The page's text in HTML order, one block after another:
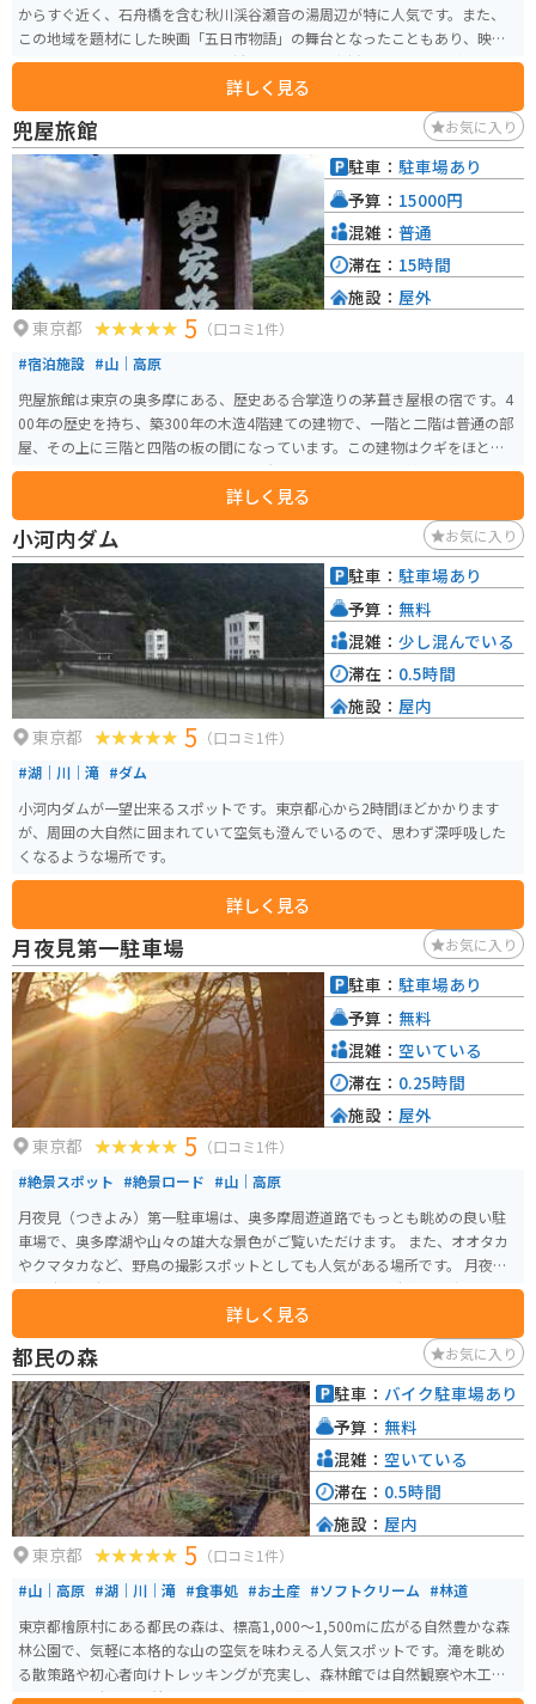
からすぐ近く、石舟橋を含む秋川渓谷瀬音の湯周辺が特に人気です。また、
この地域を題材にした映画「五日市物語」の舞台となったこともあり、映画
ファンにも人気です。周辺には、鍾乳洞や手漉き和紙の体験工房などもあり
ますので、渓谷とともに文化体験も楽しむことができます。
詳しく見る
兜屋旅館 お気に入り
東京都 5 （口コミ1件）
#宿泊施設 #山｜高原
兜屋旅館は東京の奥多摩にある、歴史ある合掌造りの茅葺き屋根の宿です。4
00年の歴史を持ち、築300年の木造4階建ての建物で、一階と二階は普通の部
屋、その上に三階と四階の板の間になっています。この建物はクギをほとん
ど使わず木と木を組み合わせる建築構造になっています。茅葺き屋根は、夏
涼しく、冬暖かい造りになっています。戦前まで数馬の家は、この合掌造り
がほとんどでしたが、今完全な合掌造りは四軒を残すのみとなっています。
周囲は山また山、気温は都心より6度近く低く、夏でも明け方は寒さを感じる
ほどで、合掌造りの民家は梅雨のむし暑さも感じさせません。客室は新館と
旧館があり、旧館はふすまで仕切られているお部屋で、2階の天井はとても低
いので背の高い方には窮屈に感じるかもしれせん。夏でも涼しくエアコンな
しで大丈夫です。部屋にはテレビはありませんでしたが、テレビが楽しめる
部屋も用意されています。山菜や川魚、猪など地元の食材を活かした料理を
味わうことができます。
詳しく見る
駐車： 駐車場あり
予算： 15000円
混雑： 普通
滞在： 15時間
施設： 屋外
小河内ダム お気に入り
東京都 5 （口コミ1件）
#湖｜川｜滝 #ダム
小河内ダムが一望出来るスポットです。東京都心から2時間ほどかかります
が、周囲の大自然に囲まれていて空気も澄んでいるので、思わず深呼吸した
くなるような場所です。
詳しく見る
駐車： 駐車場あり
予算： 無料
混雑： 少し混んでいる
滞在： 0.5時間
施設： 屋内
月夜見第一駐車場 お気に入り
東京都 5 （口コミ1件）
#絶景スポット #絶景ロード #山｜高原
月夜見（つきよみ）第一駐車場は、奥多摩周遊道路でもっとも眺めの良い駐
車場で、奥多摩湖や山々の雄大な景色がご覧いただけます。 また、オオタカ
やクマタカなど、野鳥の撮影スポットとしても人気がある場所です。 月夜見
第一駐車場駐車場入口は見通しの悪いカーブにあるため、駐車場に出入りす
る際には、対向車や歩行者に十分注意してください。
詳しく見る
駐車： 駐車場あり
予算： 無料
混雑： 空いている
滞在： 0.25時間
施設： 屋外
都民の森 お気に入り
東京都 5 （口コミ1件）
#山｜高原 #湖｜川｜滝 #食事処 #お土産 #ソフトクリーム #林道
東京都檜原村にある都民の森は、標高1,000〜1,500mに広がる自然豊かな森
林公園で、気軽に本格的な山の空気を味わえる人気スポットです。滝を眺め
る散策路や初心者向けトレッキングが充実し、森林館では自然観察や木工体
験も可能。 駐車場に着いた瞬間の解放感は抜群で、売店のソフトクリームは
駐車： バイク駐車場あり
予算： 無料
混雑： 空いている
滞在： 0.5時間
施設： 屋内